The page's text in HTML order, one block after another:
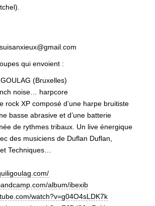
qui envoient :
(Bruxelles)
noise… harpcore
rock XP composé d’une harpe bruitiste
basse abrasive et d’une batterie
de rythmes tribaux. Un live énergique
des musiciens de Duflan Duflan,
Techniques…
album/ibexib
watch?v=g04O4sLDK7k